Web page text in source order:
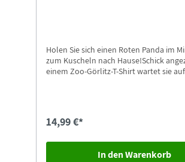
Holen Sie sich einen Roten Panda im
zum Kuscheln nach Hause!Schick
einem Zoo-Görlitz-T-Shirt wartet sie
bedruckt mit unserem Logo +
Naturschutz-Tierpark Görlitz Label!
14,99 €*
In den Warenkorb